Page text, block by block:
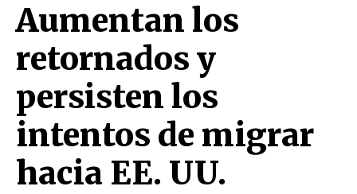
Aumentan los
retornados y
persisten los
intentos de migrar
hacia EE. UU.